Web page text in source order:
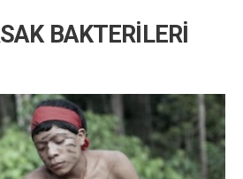
BAKTERİLERİ